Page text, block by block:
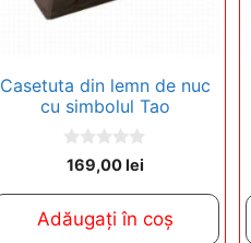
Casetuta din lemn de nuc
cu simbolul Tao
0
o
o
169,00lei
Adăugați în coș